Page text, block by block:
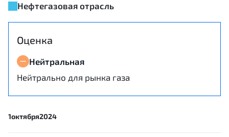
Нефтегазовая отрасль
Оценка
Нейтральная
Нейтрально для рынка газа
1октября2024